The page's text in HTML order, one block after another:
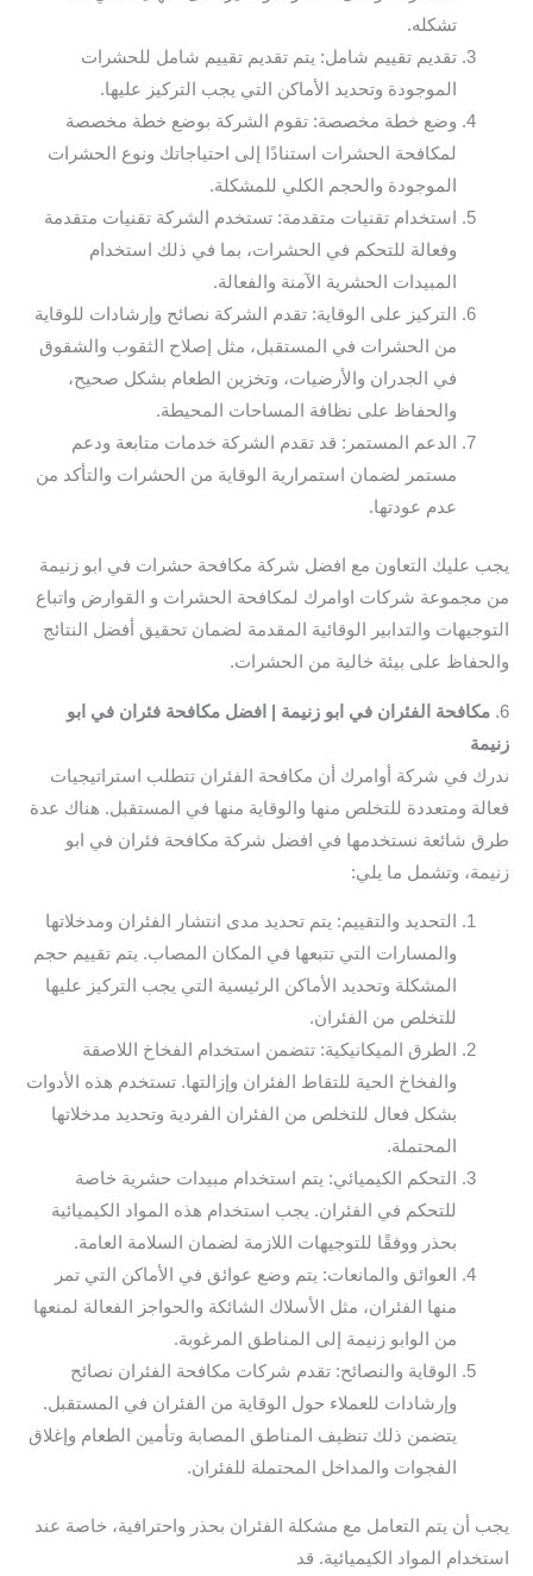
تشكله.
تقديم تقييم شامل: يتم تقديم تقييم شامل للحشرات
الموجودة وتحديد الأماكن التي يجب التركيز عليها.
وضع خطة مخصصة: تقوم الشركة بوضع خطة مخصصة
لمكافحة الحشرات استنادًا إلى احتياجاتك ونوع الحشرات
الموجودة والحجم الكلي للمشكلة.
استخدام تقنيات متقدمة: تستخدم الشركة تقنيات متقدمة
وفعالة للتحكم في الحشرات، بما في ذلك استخدام
المبيدات الحشرية الآمنة والفعالة.
التركيز على الوقاية: تقدم الشركة نصائح وإرشادات للوقاية
من الحشرات في المستقبل، مثل إصلاح الثقوب والشقوق
في الجدران والأرضيات، وتخزين الطعام بشكل صحيح،
والحفاظ على نظافة المساحات المحيطة.
الدعم المستمر: قد تقدم الشركة خدمات متابعة ودعم
مستمر لضمان استمرارية الوقاية من الحشرات والتأكد من
عدم عودتها.
يجب عليك التعاون مع افضل شركة مكافحة حشرات في ابو زنيمة
من مجموعة شركات اوامرك لمكافحة الحشرات و القوارض واتباع
التوجيهات والتدابير الوقائية المقدمة لضمان تحقيق أفضل النتائج
والحفاظ على بيئة خالية من الحشرات.
6. مكافحة الفئران في ابو زنيمة | افضل مكافحة فئران في ابو
زنيمة
ندرك في شركة أوامرك أن مكافحة الفئران تتطلب استراتيجيات
فعالة ومتعددة للتخلص منها والوقاية منها في المستقبل. هناك عدة
طرق شائعة نستخدمها في افضل شركة مكافحة فئران في ابو
زنيمة، وتشمل ما يلي:
التحديد والتقييم: يتم تحديد مدى انتشار الفئران ومدخلاتها
والمسارات التي تتبعها في المكان المصاب. يتم تقييم حجم
المشكلة وتحديد الأماكن الرئيسية التي يجب التركيز عليها
للتخلص من الفئران.
الطرق الميكانيكية: تتضمن استخدام الفخاخ اللاصقة
والفخاخ الحية للتقاط الفئران وإزالتها. تستخدم هذه الأدوات
بشكل فعال للتخلص من الفئران الفردية وتحديد مدخلاتها
المحتملة.
التحكم الكيميائي: يتم استخدام مبيدات حشرية خاصة
للتحكم في الفئران. يجب استخدام هذه المواد الكيميائية
بحذر ووفقًا للتوجيهات اللازمة لضمان السلامة العامة.
العوائق والمانعات: يتم وضع عوائق في الأماكن التي تمر
منها الفئران، مثل الأسلاك الشائكة والحواجز الفعالة لمنعها
من الوابو زنيمة إلى المناطق المرغوبة.
الوقاية والنصائح: تقدم شركات مكافحة الفئران نصائح
وإرشادات للعملاء حول الوقاية من الفئران في المستقبل.
يتضمن ذلك تنظيف المناطق المصابة وتأمين الطعام وإغلاق
الفجوات والمداخل المحتملة للفئران.
يجب أن يتم التعامل مع مشكلة الفئران بحذر واحترافية، خاصة عند
استخدام المواد الكيميائية. قد